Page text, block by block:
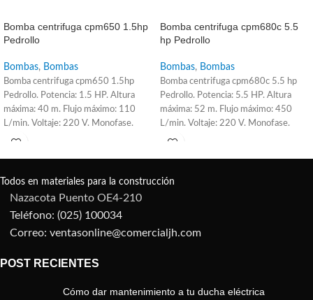
Bomba centrifuga cpm650 1.5hp
Pedrollo
Bombas, Bombas
Bomba centrifuga cpm650 1.5hp
Pedrollo. Potencia: 1.5 HP. Altura
máxima: 40 m. Flujo máximo: 110
L/min. Voltaje: 220 V. Monofase.
Bomba centrifuga cpm680c 5.5
hp Pedrollo
Bombas, Bombas
Bomba centrifuga cpm680c 5.5 hp
Pedrollo. Potencia: 5.5 HP. Altura
máxima: 52 m. Flujo máximo: 450
L/min. Voltaje: 220 V. Monofase.
Todos en materiales para la construcción
Nazacota Puento OE4-210
Teléfono: (025) 100034
Correo: ventasonline@comercialjh.com
POST RECIENTES
Cómo dar mantenimiento a tu ducha eléctrica